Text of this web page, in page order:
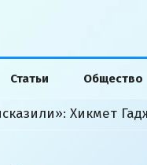
Статьи Общество